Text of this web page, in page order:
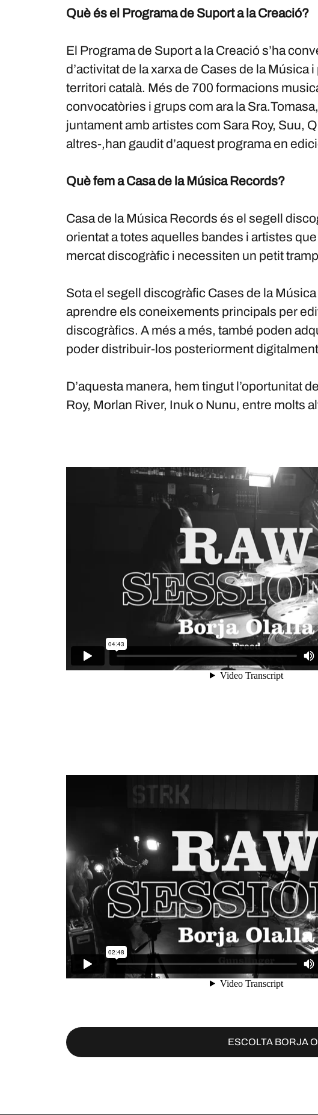
Què és el Programa de Suport a la Creació?
El Programa de Suport a la Creació s’ha
d’activitat de la xarxa de Cases de la Música
territori català. Més de 700 formacions
convocatòries i grups com ara la
juntament amb artistes com Sara Roy, Suu,
altres-,han gaudit d’aquest programa en
Què fem a Casa de la Música Records?
Casa de la Música Records és el segell
orientat a totes aquelles bandes i artistes
mercat discogràfic i necessiten un petit
Sota el segell discogràfic Cases de la
aprendre els coneixements principals per
discogràfics. A més a més, també poden
poder distribuir-los posteriorment
D’aquesta manera, hem tingut l’oportunitat
Roy, Morlan River, Inuk o Nunu, entre molts
ESCOLTA BORJA